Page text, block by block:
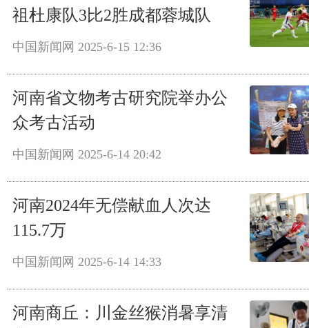
祖杜康队3比2胜成都蓉城队
中国新闻网 2025-6-15 12:36
河南省文物考古研究院举办公
众考古活动
中国新闻网 2025-6-14 20:42
河南2024年无偿献血人次达
115.7万
中国新闻网 2025-6-14 14:33
河南商丘：川金丝猴消暑享清